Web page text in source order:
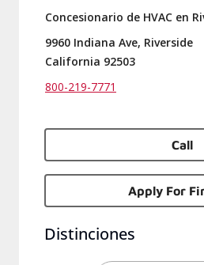
Concesionario de HVAC en
9960 Indiana Ave, Riverside
California 92503
800-219-7771
Call
Apply For
Distinciones